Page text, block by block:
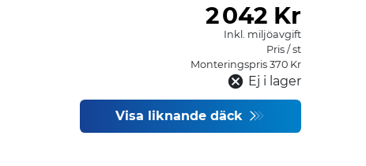
2042 Kr
Inkl. miljöavgift
Pris / st
Monteringspris 370 Kr
Ej i lager
Visa liknande däck